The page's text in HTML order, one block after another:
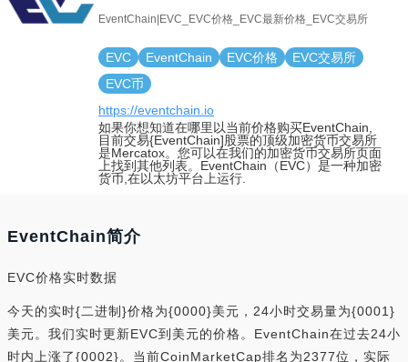
EventChain|EVC_EVC价格_EVC最新价格_EVC交易所
EVC EventChain EVC价格
EVC交易所
EVC币
https://eventchain.io
如果你想知道在哪里以当前价格购买EventChain,
目前交易{EventChain]股票的顶级加密货币交易所
是Mercatox。您可以在我们的加密货币交易所页面
上找到其他列表。EventChain（EVC）是一种加密
货币,在以太坊平台上运行.
EventChain简介
EVC价格实时数据
今天的实时{二进制}价格为{0000}美元，24小时交易量为{0001}
美元。我们实时更新EVC到美元的价格。EventChain在过去24小
时内上涨了{0002}。当前CoinMarketCap排名为2377位，实际